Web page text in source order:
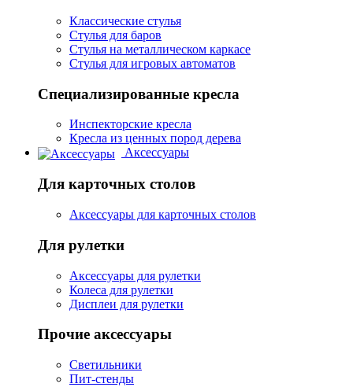
Классические стулья
Стулья для баров
Стулья на металлическом каркасе
Стулья для игровых автоматов
Специализированные кресла
Инспекторские кресла
Кресла из ценных пород дерева
Аксессуары
Для карточных столов
Аксессуары для карточных столов
Для рулетки
Аксессуары для рулетки
Колеса для рулетки
Дисплеи для рулетки
Прочие аксессуары
Светильники
Пит-стенды